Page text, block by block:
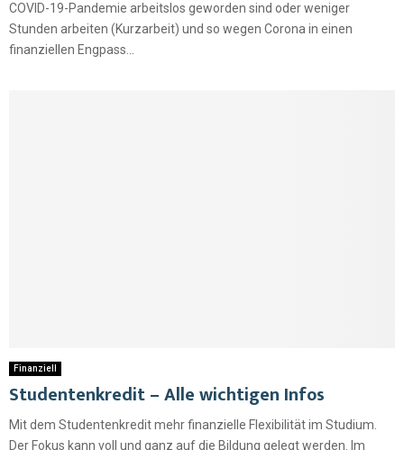
COVID-19-Pandemie arbeitslos geworden sind oder weniger
Stunden arbeiten (Kurzarbeit) und so wegen Corona in einen
finanziellen Engpass...
Finanziell
Studentenkredit – Alle wichtigen Infos
Mit dem Studentenkredit mehr finanzielle Flexibilität im Studium.
Der Fokus kann voll und ganz auf die Bildung gelegt werden. Im